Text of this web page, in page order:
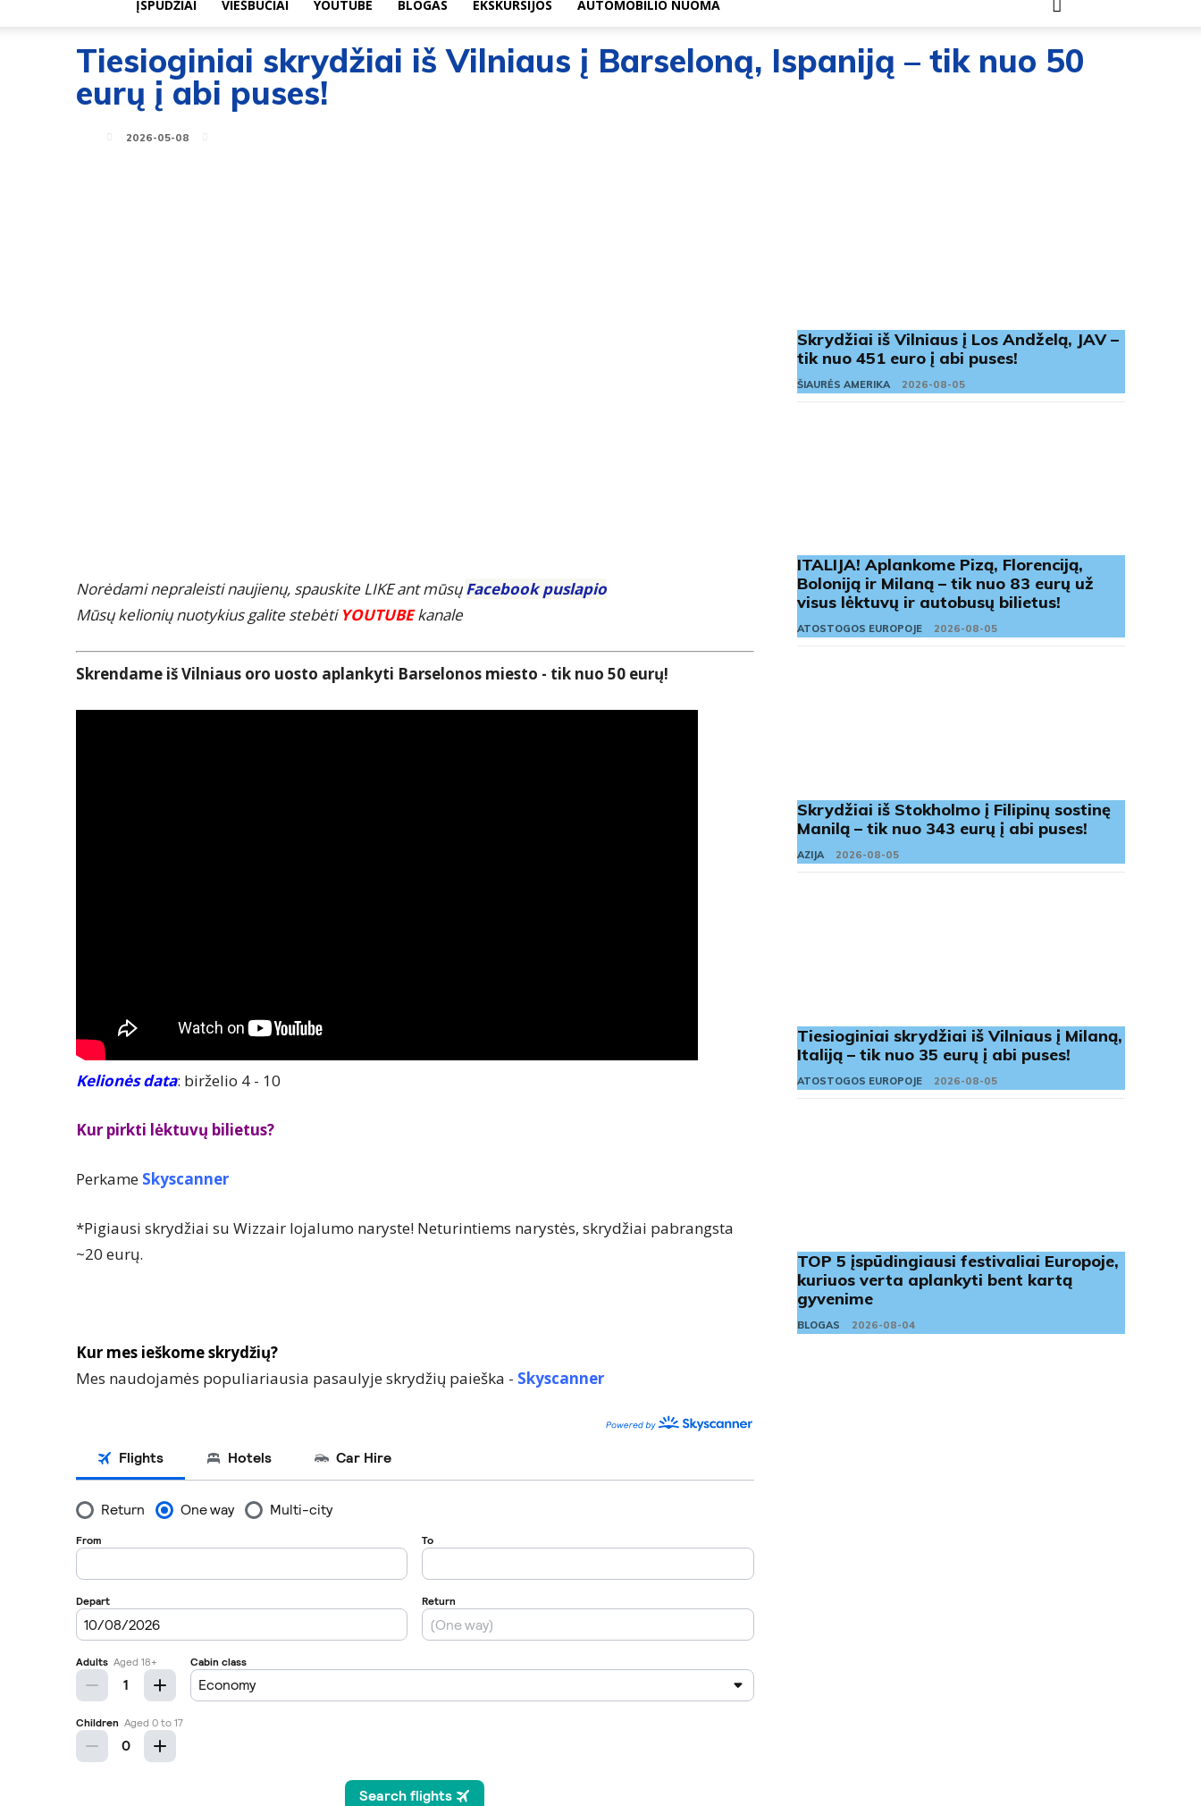
ĮSPŪDŽIAI VIEŠBUČIAI YOUTUBE BLOGAS EKSKURSIJOS AUTOMOBILIO NUOMA
Tiesioginiai skrydžiai iš Vilniaus į Barseloną, Ispaniją – tik nuo 50
eurų į abi puses!
2026-05-08
Norėdami nepraleisti naujienų, spauskite LIKE ant mūsųFacebook puslapio
Mūsų kelionių nuotykius galite stebėti YOUTUBEkanale
Skrendame iš Vilniaus oro uosto aplankyti Barselonos miesto - tik nuo 50 eurų!
Kelionės data: birželio 4 - 10
Kur pirkti lėktuvų bilietus?
Perkame Skyscanner
*Pigiausi skrydžiai su Wizzair lojalumo naryste! Neturintiems narystės, skrydžiai pabrangsta
~20 eurų.
Kur mes ieškome skrydžių?
Mes naudojamės populiariausia pasaulyje skrydžių paieška - Skyscanner
Skrydžiai iš Vilniaus į Los Andželą, JAV –
tik nuo 451 euro į abi puses!
ŠIAURĖS AMERIKA 2026-08-05
ITALIJA! Aplankome Pizą, Florenciją,
Boloniją ir Milaną – tik nuo 83 eurų už
visus lėktuvų ir autobusų bilietus!
ATOSTOGOS EUROPOJE 2026-08-05
Skrydžiai iš Stokholmo į Filipinų sostinę
Manilą – tik nuo 343 eurų į abi puses!
AZIJA 2026-08-05
Tiesioginiai skrydžiai iš Vilniaus į Milaną,
Italiją – tik nuo 35 eurų į abi puses!
ATOSTOGOS EUROPOJE 2026-08-05
TOP 5 įspūdingiausi festivaliai Europoje,
kuriuos verta aplankyti bent kartą
gyvenime
BLOGAS 2026-08-04